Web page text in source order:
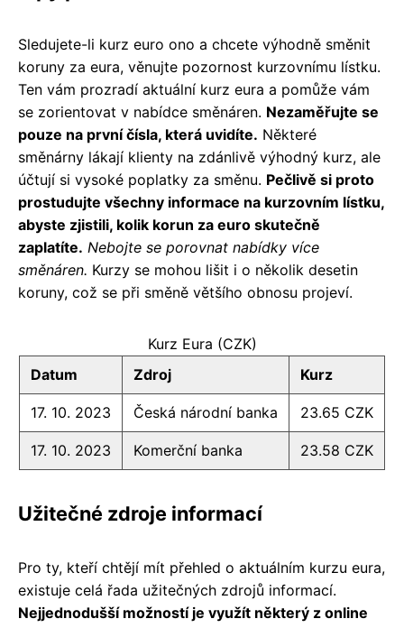
Sledujete-li kurz euro ono a chcete výhodně směnit
koruny za eura, věnujte pozornost kurzovnímu lístku.
Ten vám prozradí aktuální kurz eura a pomůže vám
se zorientovat v nabídce směnáren. Nezaměřujte se
pouze na první čísla, která uvidíte. Některé
směnárny lákají klienty na zdánlivě výhodný kurz, ale
účtují si vysoké poplatky za směnu. Pečlivě si proto
prostudujte všechny informace na kurzovním lístku,
abyste zjistili, kolik korun za euro skutečně
zaplatíte. Nebojte se porovnat nabídky více
směnáren. Kurzy se mohou lišit i o několik desetin
koruny, což se při směně většího obnosu projeví.
Kurz Eura (CZK)
Datum
Zdroj Kurz
17. 10. 2023 Česká národní banka 23.65 CZK
17. 10. 2023 Komerční banka 23.58 CZK
Užitečné zdroje informací
Pro ty, kteří chtějí mít přehled o aktuálním kurzu eura,
existuje celá řada užitečných zdrojů informací.
Nejjednodušší možností je využít některý z online